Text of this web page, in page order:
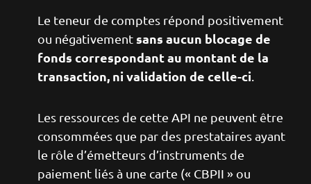
Le teneur de comptes répond positivement
ou négativement sans aucun blocage de
fonds correspondant au montant de la
transaction, ni validation de celle-ci
Les ressources de cette API ne peuvent être
consommées que par des prestataires ayant
le rôle d’émetteurs d’instruments de
paiement liés à une carte (« CBPII » ou